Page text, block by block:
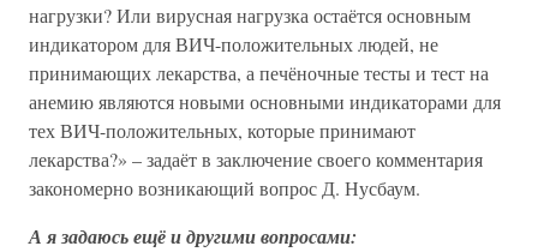
нагрузки? Или вирусная нагрузка остаётся основным
индикатором для ВИЧ-положительных людей, не
принимающих лекарства, а печёночные тесты и тест на
анемию являются новыми основными индикаторами для
тех ВИЧ-положительных, которые принимают
лекарства?» – задаёт в заключение своего комментария
закономерно возникающий вопрос Д. Нусбаум.
А я задаюсь ещё и другими вопросами: